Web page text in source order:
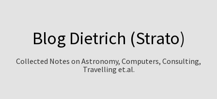
Blog Dietrich (Strato)
Collected Notes on Astronomy, Computers, Consulting,
Travelling et.al.